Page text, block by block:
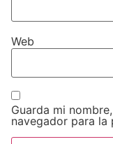
Web
Guarda mi
navegador para la